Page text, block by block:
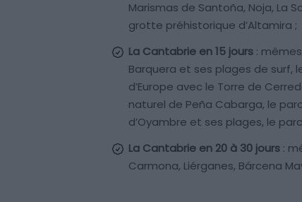
Marismas de Santoña, Noja, La
grotte préhistorique d’Altamira ;
La Cantabrie en 15 jours :
Barquera et ses plages de surf,
d’Europe avec le Torre de
naturel de Peña Cabarga, le
d’Oyambre et ses plages, le
La Cantabrie en 20 à 30 jours :
Carmona, Liérganes, Bárcena